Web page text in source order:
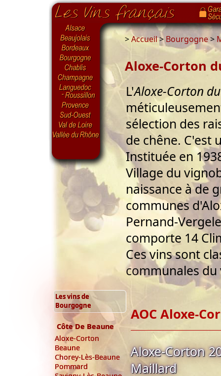
>Accueil>Bourgogne>
Aloxe-Corton
L'Aloxe-Corton
sélection des
de chêne. C'est
Instituée en
Village du
naissance à de
communes
Pernand-
comporte 14
Ces vins sont
communales du
Les vins de
Bourgogne
Côte De Beaune
Aloxe-Corton
Beaune
Chorey-Lès-Beaune
Pommard
AOC Aloxe-
Aloxe-Corton
Maillard